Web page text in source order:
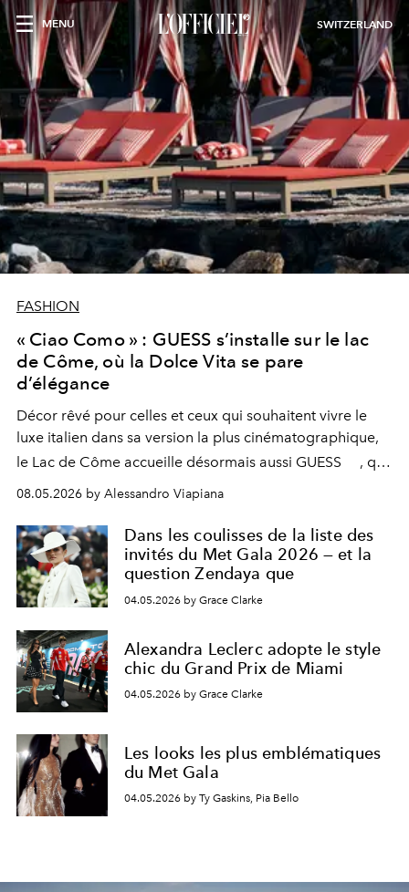
MENU SWITZERLAND
FASHION
« Ciao Como » : GUESS s’installe sur le lac
de Côme, où la Dolce Vita se pare
d’élégance
Décor rêvé pour celles et ceux qui souhaitent vivre le
luxe italien dans sa version la plus cinématographique,
le Lac de Côme accueille désormais aussi GUESS
, qui
signe un takeover entre boutiques, hôtels, bateaux et
fragrances. L’une des opérations de style les plus
réussies de la saison.
08.05.2026 by Alessandro Viapiana
Dans les coulisses de la liste des
invités du Met Gala 2026 — et la
question Zendaya que
04.05.2026 by Grace Clarke
Alexandra Leclerc adopte le style
chic du Grand Prix de Miami
04.05.2026 by Grace Clarke
Les looks les plus emblématiques
du Met Gala
04.05.2026 by Ty Gaskins, Pia Bello